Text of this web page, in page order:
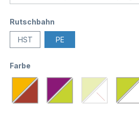
Rutschbahn
HST PE
Farbe